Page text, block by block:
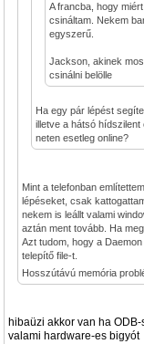
A francba, hogy
csináltam. Nekem
egyszerű.
Jackson, akinek
csinálni belölle
Ha egy pár lépést
illetve a hátsó
neten esetleg online?
Mint a telefonban
lépéseket, csak
nekem is leállt valami
aztán ment tovább. Ha
Azt tudom, hogy a
telepítő file-t.
Hosszútávú memória
hibaüzi akkor van ha
valami hardware-es bigyót